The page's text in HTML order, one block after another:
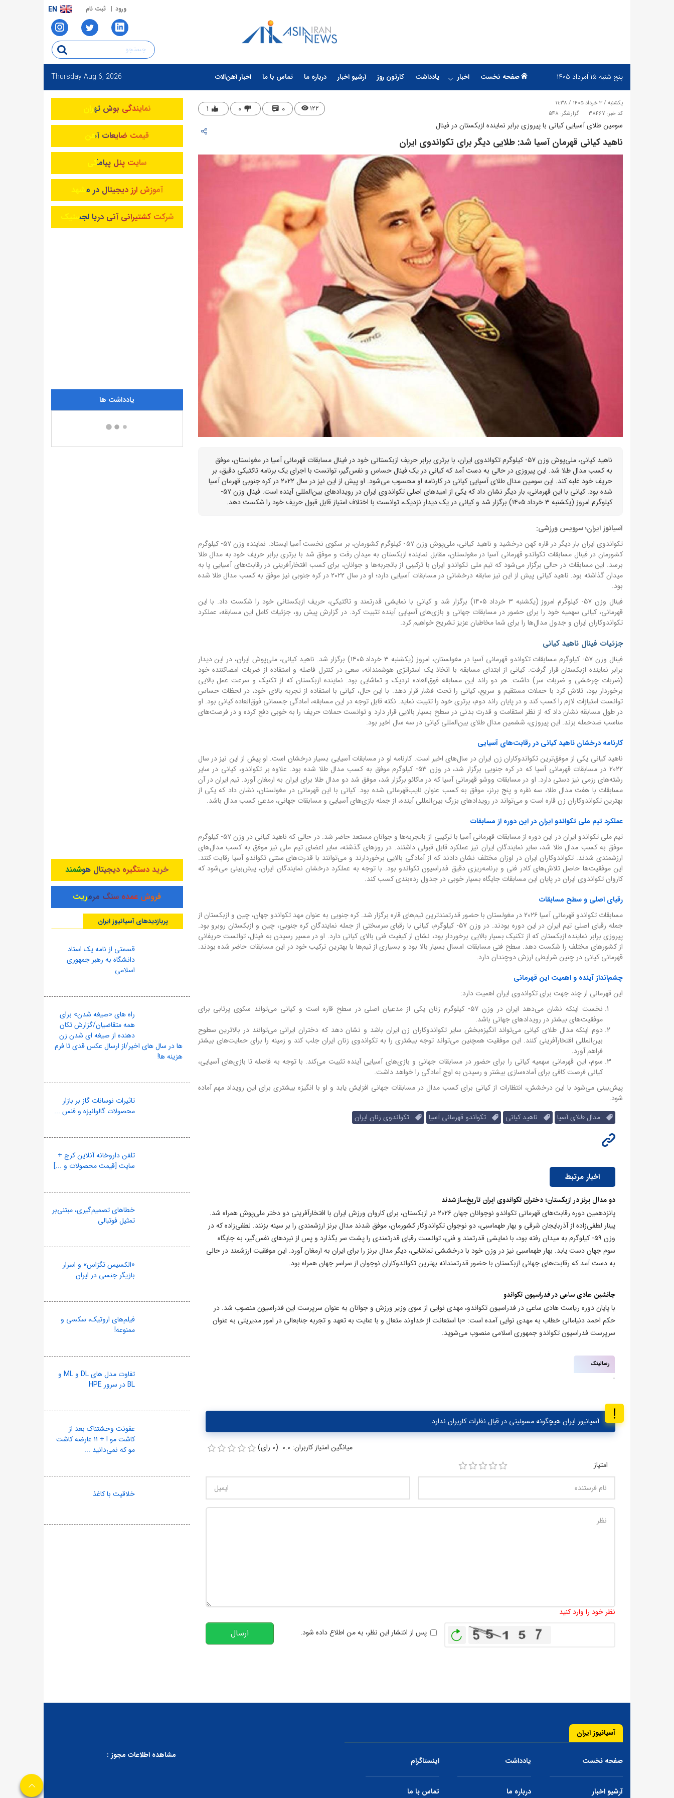
ورود ثبت نام EN
پنج شنبه ۱۵ اَمرداد ۱۴۰۵ صفحه نخست اخبار یادداشت کارتون روز آرشیو اخبار درباره ما تماس با ما اخبار آهن‌آلات ThursdayAug 6, 2026
یکشنبه / ۳ خرداد ۱۴۰۵ / ۱۱:۳۸
کد خبر: 38467
گزارشگر: 548 ۱۲۲ ۰ ۰ ۱
سومین طلای آسیایی کیانی با پیروزی برابر نماینده ازبکستان در فینال
ناهید کیانی قهرمان آسیا شد: طلایی دیگر برای تکواندوی ایران
ناهید کیانی، ملی‌پوش وزن ۵۷- کیلوگرم تکواندوی ایران، با برتری برابر حریف ازبکستانی خود در فینال مسابقات قهرمانی آسیا در مغولستان، موفق
به کسب مدال طلا شد. این پیروزی در حالی به دست آمد که کیانی در یک فینال حساس و نفس‌گیر، توانست با اجرای یک برنامه تاکتیکی دقیق، بر
حریف خود غلبه کند. این سومین مدال طلای آسیایی کیانی در کارنامه او محسوب می‌شود. او پیش از این نیز در سال ۲۰۲۲ در کره جنوبی قهرمان آسیا
شده بود. کیانی با این قهرمانی، بار دیگر نشان داد که یکی از امیدهای اصلی تکواندوی ایران در رویدادهای بین‌المللی آینده است. فینال وزن ۵۷-
کیلوگرم امروز (یکشنبه ۳ خرداد ۱۴۰۵) برگزار شد و کیانی در یک دیدار نزدیک، توانست با اختلاف امتیاز قابل قبول حریف خود را شکست دهد.
آسیانوز ایران؛ سرویس ورزشی:
تکواندوی ایران بار دیگر در قاره کهن درخشید و ناهید کیانی، ملی‌پوش وزن ۵۷- کیلوگرم کشورمان، بر سکوی نخست آسیا ایستاد.
نماینده وزن ۵۷- کیلوگرم
کشورمان در فینال مسابقات تکواندو قهرمانی آسیا در مغولستان، مقابل نماینده ازبکستان به میدان رفت و موفق شد با برتری برابر حریف خود به مدال طلا
برسد. این مسابقات در حالی برگزار می‌شود که تیم ملی تکواندو ایران با ترکیبی از باتجربه‌ها و جوانان، برای کسب افتخارآفرینی در رقابت‌های آسیایی پا به
میدان گذاشته بود.
ناهید کیانی پیش از این نیز سابقه درخشانی در مسابقات آسیایی دارد؛ او در سال ۲۰۲۲ در کره جنوبی نیز موفق به کسب مدال طلا شده
بود.
فینال وزن ۵۷- کیلوگرم امروز (یکشنبه ۳ خرداد ۱۴۰۵) برگزار شد و کیانی با نمایشی قدرتمند و تاکتیکی، حریف ازبکستانی خود را شکست داد. با این
قهرمانی، کیانی سهمیه خود را برای حضور در مسابقات جهانی و بازی‌های آسیایی آینده تثبیت کرد. در گزارش پیش رو، جزئیات کامل این مسابقه، عملکرد
تکواندوکاران ایران و جدول مدال‌ها را برای شما مخاطبان عزیز تشریح خواهیم کرد.
جزئیات فینال ناهید کیانی
فینال وزن ۵۷- کیلوگرم مسابقات تکواندو قهرمانی آسیا در مغولستان، امروز (یکشنبه ۳ خرداد ۱۴۰۵) برگزار شد. ناهید کیانی، ملی‌پوش ایران، در این دیدار
برابر نماینده ازبکستان قرار گرفت. کیانی از ابتدای مسابقه با اتخاذ یک استراتژی هوشمندانه، سعی در کنترل فاصله و استفاده از ضربات امضاکننده خود
(ضربات چرخشی و ضربات سر) داشت. هر دو راند این مسابقه فوق‌العاده نزدیک و تماشایی بود. نماینده ازبکستان که از تکنیک و سرعت عمل بالایی
برخوردار بود، تلاش کرد با حملات مستقیم و سریع، کیانی را تحت فشار قرار دهد. با این حال، کیانی با استفاده از تجربه بالای خود، در لحظات حساس
توانست امتیازات لازم را کسب کند و در پایان راند دوم، برتری خود را تثبیت نماید. نکته قابل توجه در این مسابقه، آمادگی جسمانی فوق‌العاده کیانی بود. او
در طول مسابقه نشان داد که از نظر استقامت و قدرت بدنی در سطح بسیار بالایی قرار دارد و توانست حملات حریف را به خوبی دفع کرده و در فرصت‌های
مناسب ضدحمله بزند. این پیروزی، ششمین مدال طلای بین‌المللی کیانی در سه سال اخیر بود.
کارنامه درخشان ناهید کیانی در رقابت‌های آسیایی
ناهید کیانی یکی از موفق‌ترین تکواندوکاران زن ایران در سال‌های اخیر است. کارنامه او در مسابقات آسیایی بسیار درخشان است. او پیش از این نیز در سال
۲۰۲۲ در مسابقات قهرمانی آسیا که در کره جنوبی برگزار شد، در وزن ۵۳- کیلوگرم موفق به کسب مدال طلا شده بود. علاوه بر تکواندو، کیانی در سایر
رشته‌های رزمی نیز دستی دارد. او در مسابقات ووشو قهرمانی آسیا که در ماکائو برگزار شد، موفق شد دو مدال طلا برای ایران به ارمغان آورد. تیم ایران در آن
مسابقات با هفت مدال طلا، سه نقره و پنج برنز، موفق به کسب عنوان نایب‌قهرمانی شده بود. کیانی با این قهرمانی در مغولستان، نشان داد که یکی از
بهترین تکواندوکاران زن قاره است و می‌تواند در رویدادهای بزرگ بین‌المللی آینده، از جمله بازی‌های آسیایی و مسابقات جهانی، مدعی کسب مدال باشد.
عملکرد تیم ملی تکواندو ایران در این دوره از مسابقات
تیم ملی تکواندو ایران در این دوره از مسابقات قهرمانی آسیا با ترکیبی از باتجربه‌ها و جوانان مستعد حاضر شد. در حالی که ناهید کیانی در وزن ۵۷- کیلوگرم
موفق به کسب مدال طلا شد، سایر نمایندگان ایران نیز عملکرد قابل قبولی داشتند. در روزهای گذشته، سایر اعضای تیم ملی نیز موفق به کسب مدال‌های
ارزشمندی شدند. تکواندوکاران ایران در اوزان مختلف نشان دادند که از آمادگی بالایی برخوردارند و می‌توانند با قدرت‌های سنتی تکواندو آسیا رقابت کنند.
این موفقیت‌ها حاصل تلاش‌های کادر فنی و برنامه‌ریزی دقیق فدراسیون تکواندو بود. با توجه به عملکرد درخشان نمایندگان ایران، پیش‌بینی می‌شود که
کاروان تکواندوی ایران در پایان این مسابقات جایگاه بسیار خوبی در جدول رده‌بندی کسب کند.
رقبای اصلی و سطح مسابقات
مسابقات تکواندو قهرمانی آسیا ۲۰۲۶ در مغولستان با حضور قدرتمندترین تیم‌های قاره برگزار شد. کره جنوبی به عنوان مهد تکواندو جهان، چین و ازبکستان از
جمله رقبای اصلی تیم ایران در این دوره بودند. در وزن ۵۷- کیلوگرم، کیانی با رقبای سرسختی از جمله نمایندگان کره جنوبی، چین و ازبکستان روبرو بود.
پیروزی برابر نماینده ازبکستان که از تکنیک بسیار بالایی برخوردار بود، نشان از کیفیت فنی بالای کیانی دارد. او در مسیر رسیدن به فینال، توانست حریفانی
از کشورهای مختلف را شکست دهد. سطح فنی مسابقات امسال بسیار بالا بود و بسیاری از تیم‌ها با بهترین ترکیب خود در این مسابقات حاضر شده بودند.
قهرمانی کیانی در چنین شرایطی ارزش دوچندان دارد.
چشم‌انداز آینده و اهمیت این قهرمانی
این قهرمانی از چند جهت برای تکواندوی ایران اهمیت دارد:
نخست اینکه نشان می‌دهد ایران در وزن ۵۷- کیلوگرم زنان یکی از مدعیان اصلی در سطح قاره است و کیانی می‌تواند سکوی پرتابی برای
موفقیت‌های بیشتر در رویدادهای جهانی باشد.
دوم اینکه مدال طلای کیانی می‌تواند انگیزه‌بخش سایر تکواندوکاران زن ایران باشد و نشان دهد که دختران ایرانی می‌توانند در بالاترین سطوح
بین‌المللی افتخارآفرینی کنند. این موفقیت همچنین می‌تواند توجه بیشتری را به تکواندوی زنان ایران جلب کند و زمینه را برای حمایت‌های بیشتر
فراهم آورد.
سوم، این قهرمانی سهمیه کیانی را برای حضور در مسابقات جهانی و بازی‌های آسیایی آینده تثبیت می‌کند. با توجه به فاصله تا بازی‌های آسیایی،
کیانی فرصت کافی برای آماده‌سازی بیشتر و رسیدن به اوج آمادگی را خواهد داشت.
پیش‌بینی می‌شود با این درخشش، انتظارات از کیانی برای کسب مدال در مسابقات جهانی افزایش یابد و او با انگیزه بیشتری برای این رویداد مهم آماده
شود.
مدال طلای آسیا
ناهید کیانی تکواندو قهرمانی آسیا تکواندوی زنان ایران
اخبار مرتبط
دو مدال برنز در ازبکستان؛ دختران تکواندوی ایران تاریخ‌ساز شدند
پانزدهمین دوره رقابت‌های قهرمانی تکواندو نوجوانان جهان ۲۰۲۶ در ازبکستان، برای کاروان ورزش ایران با افتخارآفرینی دو دختر ملی‌پوش همراه شد.
پینار لطفی‌زاده از آذربایجان شرقی و بهار طهماسبی، دو نوجوان تکواندوکار کشورمان، موفق شدند مدال برنز ارزشمندی را بر سینه بزنند. لطفی‌زاده که در
وزن ۵۹- کیلوگرم به میدان رفته بود، با نمایشی قدرتمند و فنی، توانست رقبای قدرتمندی را پشت سر بگذارد و پس از نبردهای نفس‌گیر، به جایگاه
سوم جهان دست یابد. بهار طهماسبی نیز در وزن خود با درخششی تماشایی، دیگر مدال برنز را برای ایران به ارمغان آورد. این موفقیت ارزشمند در حالی
به دست آمد که رقابت‌های جهانی ازبکستان با حضور قدرتمندانه بهترین تکواندوکاران نوجوان از سراسر جهان همراه بود.
جانشین هادی ساعی در فدراسیون تکواندو
با پایان دوره ریاست هادی ساعی در فدراسیون تکواندو، مهدی نوایی از سوی وزیر ورزش و جوانان به عنوان سرپرست این فدراسیون منصوب شد. در
حکم احمد دنیامالی خطاب به مهدی نوایی آمده است: «با استعانت از خداوند متعال و با عنایت به تعهد و تجربه جنابعالی در امور مدیریتی به عنوان
سرپرست فدراسیون تکواندو جمهوری اسلامی منصوب می‌شوید.
رسالینک
آسیانیوز ایران هیچگونه مسولیتی در قبال نظرات کاربران ندارد.
میانگین امتیاز کاربران: 0.0 (0 رای)
امتیاز
نظر خود را وارد کنید
بازخوانیپس از انتشار این نظر، به من اطلاع داده شود. ارسال
نمایندگی بوش تهران
قیمت ضایعات آهن
سایت پنل پیامکی
آموزش ارز دیجیتال در مشهد
شرکت کشتیرانی آنی دریا لجستیک
یادداشت ها
خرید دستگیره دیجیتال هوشمند
فروش عمده سنگ مرمریت
پربازدیدهای آسیانیوز ایران
قسمتی از نامه یک استاد
دانشگاه به رهبر جمهوری
اسلامی
راه های «صیغه شدن» برای
همه متقاضیان/گزارش تکان
دهنده از صیغه ای شدن زن
ها در سال های اخیر/از ارسال عکس قدی تا فرم
هزینه ها!
تاثیرات نوسانات گاز بر بازار
محصولات گالوانیزه و فنس ...
تلفن داروخانه آنلاین کرج +
سایت [قیمت محصولات و ...]
خطاهای تصمیم‌گیری، مبتنی‌بر
تمثیل فوتبالی
«الکسیس تگزاس» و اسرار
بازیگر جنسی در ایران
فیلم‌های اروتیک، سکسی و
ممنوعه!
تفاوت مدل های DL و ML و
BL در سرور HPE
عفونت وحشتناک بعد از
کاشت مو ! + ۱۱ عارضه کاشت
مو که نمی‌دانید ...
خلاقیت با کاغذ
آسیانیوز ایران
صفحه نخست یادداشت اینستاگرام
آرشیو اخبار درباره ما تماس با ما
مشاهده اطلاعات مجوز :